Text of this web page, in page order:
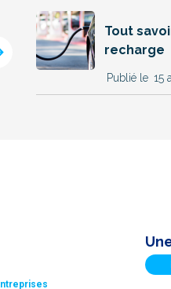
Tout
recharge
15